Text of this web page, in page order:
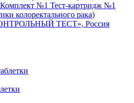
Комплект №1 Тест-картридж №1
колоректального рака)
ТЕСТ», Россия